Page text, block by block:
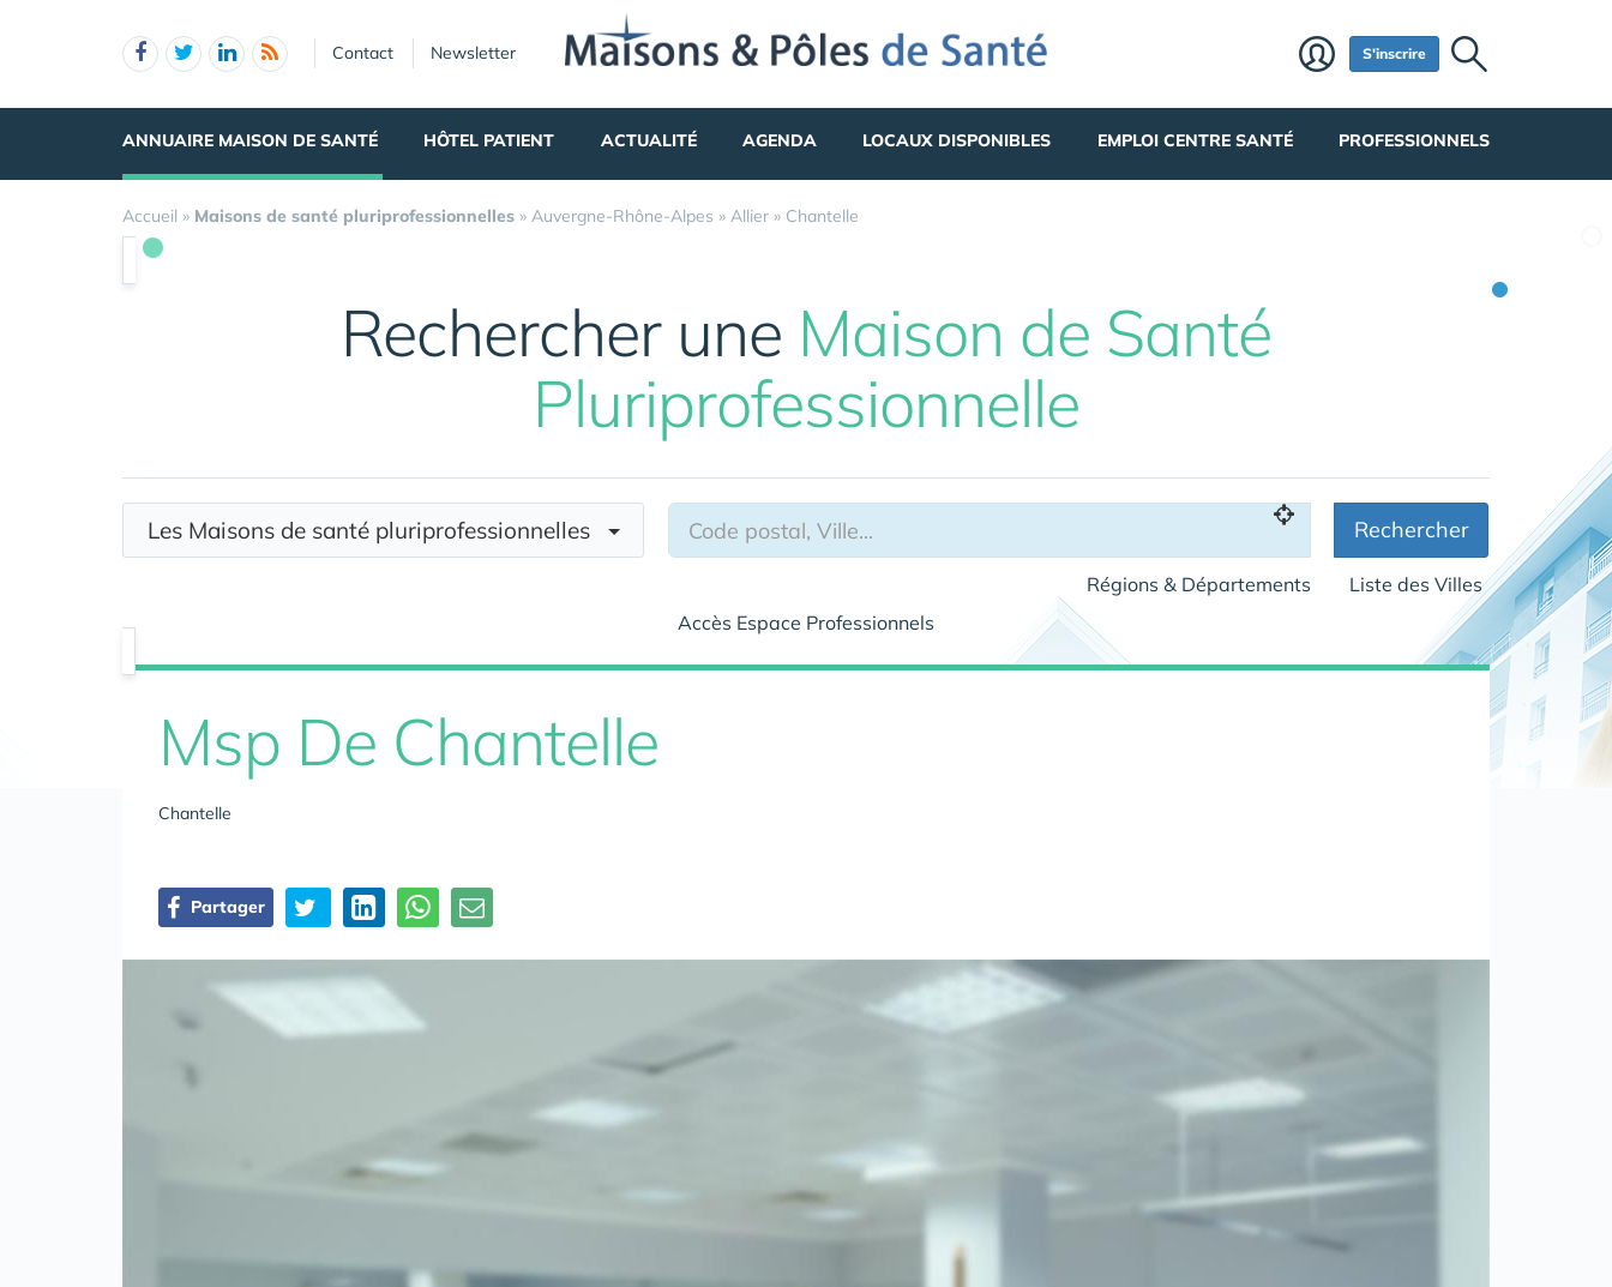
Contact Newsletter S'inscrire
ANNUAIRE MAISON DE SANTÉ HÔTEL PATIENT ACTUALITÉ AGENDA LOCAUX DISPONIBLES EMPLOI CENTRE SANTÉ PROFESSIONNELS
Accueil » Maisons de santé pluriprofessionnelles » Auvergne-Rhône-Alpes » Allier » Chantelle
Rechercher une Maison de Santé
Pluriprofessionnelle
Les Maisons de santé pluriprofessionnelles Rechercher
Régions & Départements
Liste des Villes
Accès Espace Professionnels
Msp De Chantelle
Chantelle
Partager